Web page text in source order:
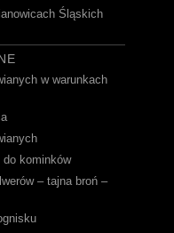
Śląskich
w warunkach
do kominków
– tajna broń –